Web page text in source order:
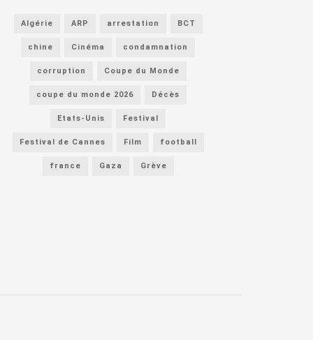
Algérie ARP arrestation BCT
chine Cinéma condamnation
corruption Coupe du Monde
coupe du monde 2026 Décès
Etats-Unis Festival
Festival de Cannes Film football
france Gaza Grève